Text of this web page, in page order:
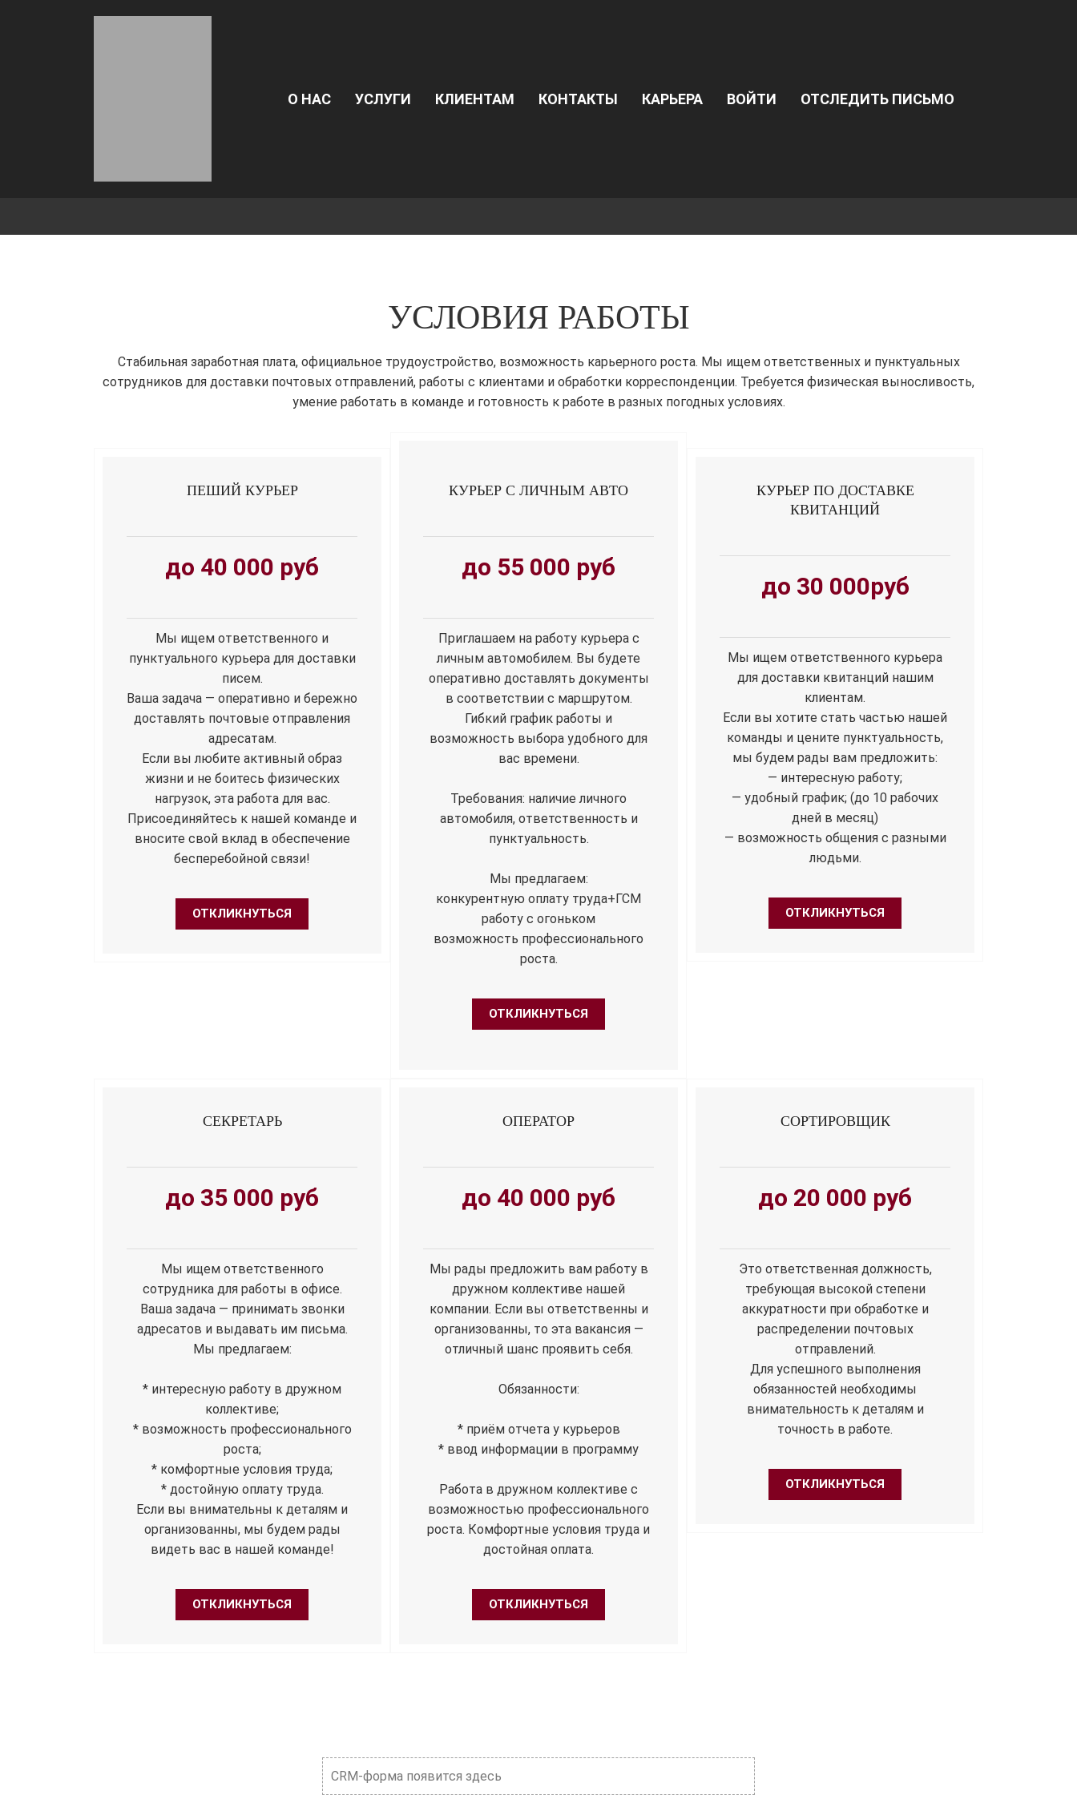
О НАС УСЛУГИ КЛИЕНТАМ КОНТАКТЫ КАРЬЕРА ВОЙТИ ОТСЛЕДИТЬ ПИСЬМО
УСЛОВИЯ РАБОТЫ
Стабильная заработная плата, официальное трудоустройство, возможность карьерного роста. Мы ищем ответственных и пунктуальных
сотрудников для доставки почтовых отправлений, работы с клиентами и обработки корреспонденции. Требуется физическая выносливость,
умение работать в команде и готовность к работе в разных погодных условиях.
ПЕШИЙ КУРЬЕР
до 40 000 руб
Мы ищем ответственного и
пунктуального курьера для доставки
писем.
Ваша задача — оперативно и бережно
доставлять почтовые отправления
адресатам.
Если вы любите активный образ
жизни и не боитесь физических
нагрузок, эта работа для вас.
Присоединяйтесь к нашей команде и
вносите свой вклад в обеспечение
бесперебойной связи!
ОТКЛИКНУТЬСЯ
КУРЬЕР С ЛИЧНЫМ АВТО
до 55 000 руб
Приглашаем на работу курьера с
личным автомобилем. Вы будете
оперативно доставлять документы
в соответствии с маршрутом.
Гибкий график работы и
возможность выбора удобного для
вас времени.
Требования: наличие личного
автомобиля, ответственность и
пунктуальность.
Мы предлагаем:
конкурентную оплату труда+ГСМ
работу с огоньком
возможность профессионального
роста.
ОТКЛИКНУТЬСЯ
КУРЬЕР ПО ДОСТАВКЕ
КВИТАНЦИЙ
до 30 000руб
Мы ищем ответственного курьера
для доставки квитанций нашим
клиентам.
Если вы хотите стать частью нашей
команды и цените пунктуальность,
мы будем рады вам предложить:
— интересную работу;
— удобный график; (до 10 рабочих
дней в месяц)
— возможность общения с разными
людьми.
ОТКЛИКНУТЬСЯ
СЕКРЕТАРЬ
до 35 000 руб
Мы ищем ответственного
сотрудника для работы в офисе.
Ваша задача — принимать звонки
адресатов и выдавать им письма.
Мы предлагаем:
* интересную работу в дружном
коллективе;
* возможность профессионального
роста;
* комфортные условия труда;
* достойную оплату труда.
Если вы внимательны к деталям и
организованны, мы будем рады
видеть вас в нашей команде!
ОТКЛИКНУТЬСЯ
ОПЕРАТОР
до 40 000 руб
Мы рады предложить вам работу в
дружном коллективе нашей
компании. Если вы ответственны и
организованны, то эта вакансия —
отличный шанс проявить себя.
Обязанности:
* приём отчета у курьеров
* ввод информации в программу
Работа в дружном коллективе с
возможностью профессионального
роста. Комфортные условия труда и
достойная оплата.
ОТКЛИКНУТЬСЯ
СОРТИРОВЩИК
до 20 000 руб
Это ответственная должность,
требующая высокой степени
аккуратности при обработке и
распределении почтовых
отправлений.
Для успешного выполнения
обязанностей необходимы
внимательность к деталям и
точность в работе.
ОТКЛИКНУТЬСЯ
CRM-форма появится здесь